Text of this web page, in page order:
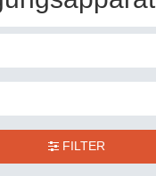
FILTER